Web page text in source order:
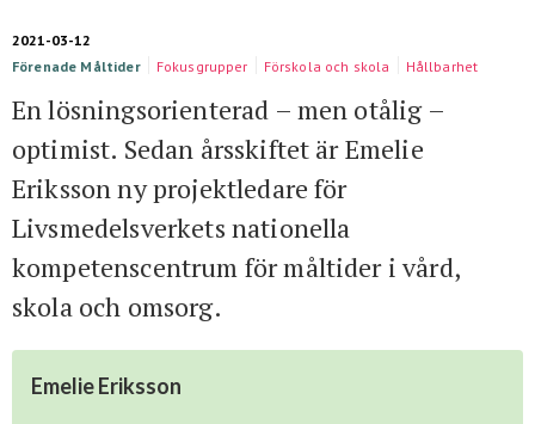
2021-03-12
Förenade Måltider
Fokusgrupper Förskola och skola
Hållbarhet
En lösningsorienterad – men otålig –
optimist. Sedan årsskiftet är Emelie
Eriksson ny projektledare för
Livsmedelsverkets nationella
kompetenscentrum för måltider i vård,
skola och omsorg.
Emelie Eriksson